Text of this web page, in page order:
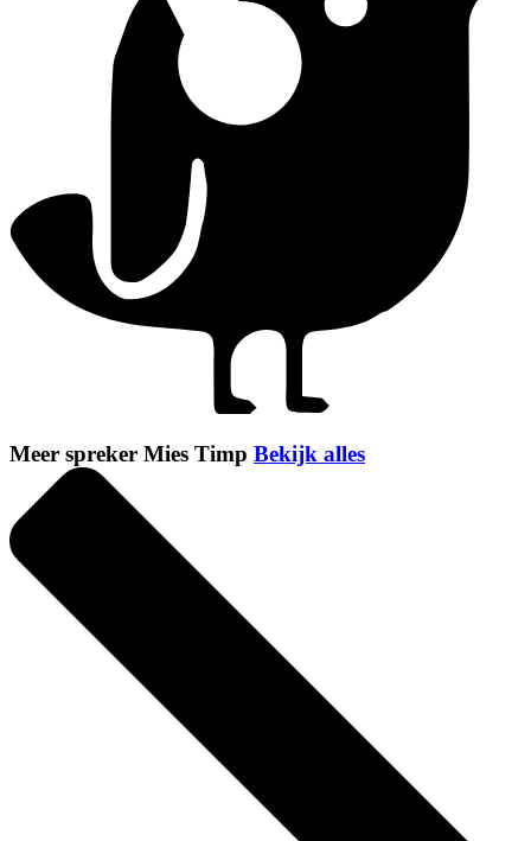
Meer spreker Mies Timp Bekijk alles